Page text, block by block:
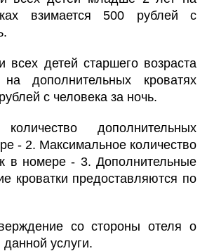
взимается 500 рублей с
всех детей старшего возраста
дополнительных кроватях
с человека за ночь.
дополнительных
- 2. Максимальное количество
в номере - 3. Дополнительные
кроватки предоставляются по
со стороны отеля о
услуги.